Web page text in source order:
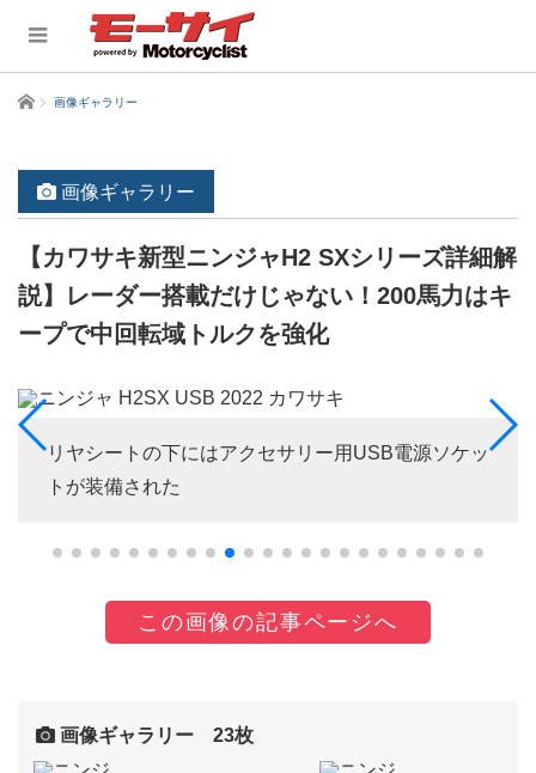
ホーム 画像ギャラリー
画像ギャラリー
【カワサキ新型ニンジャH2 SXシリーズ詳細解
説】レーダー搭載だけじゃない！200馬力はキ
ープで中回転域トルクを強化
リヤシートの下にはアクセサリー用USB電源ソケッ
トが装備された
この画像の記事ページへ
画像ギャラリー 23枚